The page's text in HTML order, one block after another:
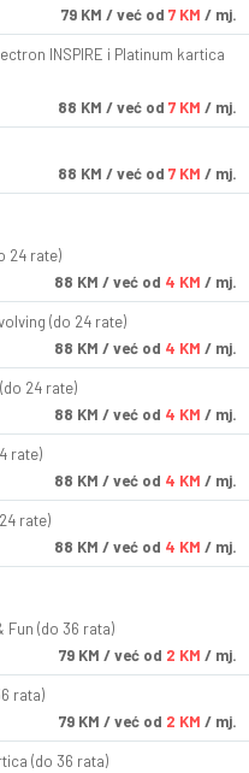
79 KM / već od 7 KM / mj.
INSPIRE i Platinum kartica
88 KM / već od 7 KM / mj.
88 KM / već od 7 KM / mj.
24 rate)
88 KM / već od 4 KM / mj.
(do 24 rate)
88 KM / već od 4 KM / mj.
24 rate)
88 KM / već od 4 KM / mj.
rate)
88 KM / već od 4 KM / mj.
rate)
88 KM / već od 4 KM / mj.
Fun (do 36 rata)
79 KM / već od 2 KM / mj.
rata)
79 KM / već od 2 KM / mj.
(do 36 rata)